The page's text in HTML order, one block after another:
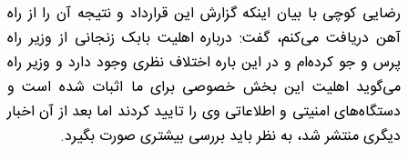
رضایی کوچی با بیان اینکه گزارش این قرارداد و نتیجه آن را از راه
آهن دریافت می‌کنم، گفت: درباره اهلیت بابک زنجانی از وزیر راه
پرس و جو کرده‌ام و در این باره اختلاف نظری وجود دارد و وزیر راه
می‌گوید اهلیت این بخش خصوصی برای ما اثبات شده است و
دستگاه‌های امنیتی و اطلاعاتی وی را تایید کردند اما بعد از آن اخبار
دیگری منتشر شد، به نظر باید بررسی بیشتری صورت بگیرد.